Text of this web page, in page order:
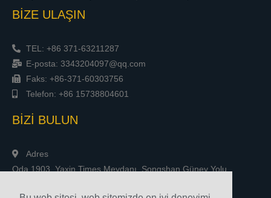
BİZE ULAŞIN
TEL: +86 371-63211287
E-posta: 3343204097@qq.com
Faks: +86-371-60303756
Telefon: +86 15738804601
BİZİ BULUN
Adres
Oda 1903, Yaxin Times Meydanı, Songshan Güney Yolu,